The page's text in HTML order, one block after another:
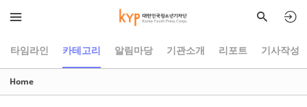
타임라인 카테고리 알림마당 기관소개 리포트 기사작성
Home
Sketchbook5, 스케치북5